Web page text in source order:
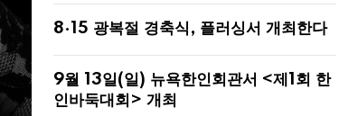
8·15 광복절 경축식, 플러싱서 개최한다
9월 13일(일) 뉴욕한인회관서 <제1회 한
인바둑대회> 개최